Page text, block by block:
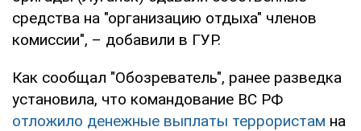
средства на "организацию отдыха" членов
комиссии", – добавили в ГУР.
Как сообщал "Обозреватель", ранее разведка
установила, что командование ВС РФ
отложило денежные выплаты террористам на